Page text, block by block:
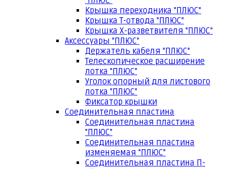
Крышка переходника "ПЛЮС"
Крышка Т-отвода "ПЛЮС"
Крышка Х-разветвителя "ПЛЮС"
Аксессуары "ПЛЮС"
Держатель кабеля "ПЛЮС"
Телескопическое расширение
лотка "ПЛЮС"
Уголок опорный для листового
лотка "ПЛЮС"
Фиксатор крышки
Соединительная пластина
Соединительная пластина
"ПЛЮС"
Соединительная пластина
изменяемая "ПЛЮС"
Соединительная пластина П-